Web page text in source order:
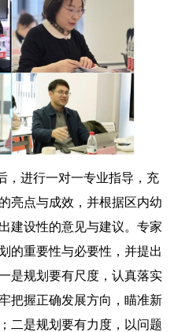
，进行一对一专业指导，充
亮点与成效，并根据区内幼
建设性的意见与建议。专家
的重要性与必要性，并提出
是规划要有尺度，认真落实
把握正确发展方向，瞄准新
二是规划要有力度，以问题